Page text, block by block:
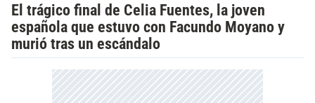
El trágico final de Celia Fuentes, la joven
española que estuvo con Facundo Moyano y
murió tras un escándalo